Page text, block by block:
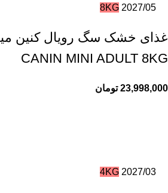
2027/05
8KG
CANIN MINI ADULT 8KG
23,998,000 تومان
2027/03
4KG